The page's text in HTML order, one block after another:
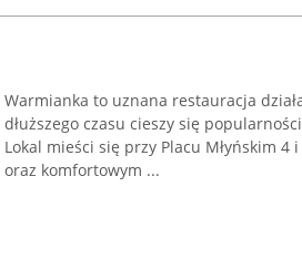
Warmianka to uznana restauracja
dłuższego czasu cieszy się
Lokal mieści się przy Placu Młyńskim
oraz komfortowym ...